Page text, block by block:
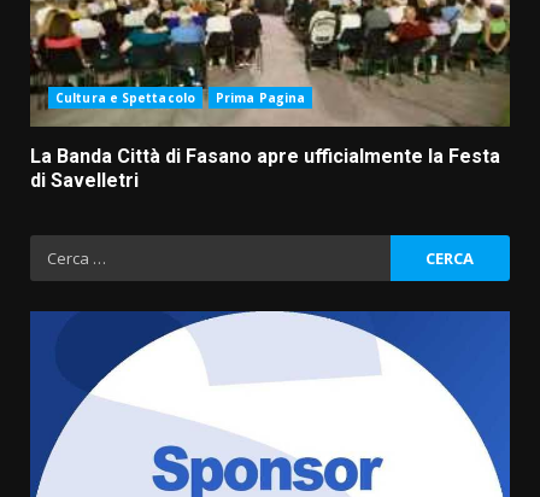
Cultura e Spettacolo Prima Pagina
La Banda Città di Fasano apre ufficialmente la Festa
di Savelletri
Ricerca
per:
3
La Banda Città di Fasano apre
ufficialmente la Festa di
8 Agosto 2026 11:00